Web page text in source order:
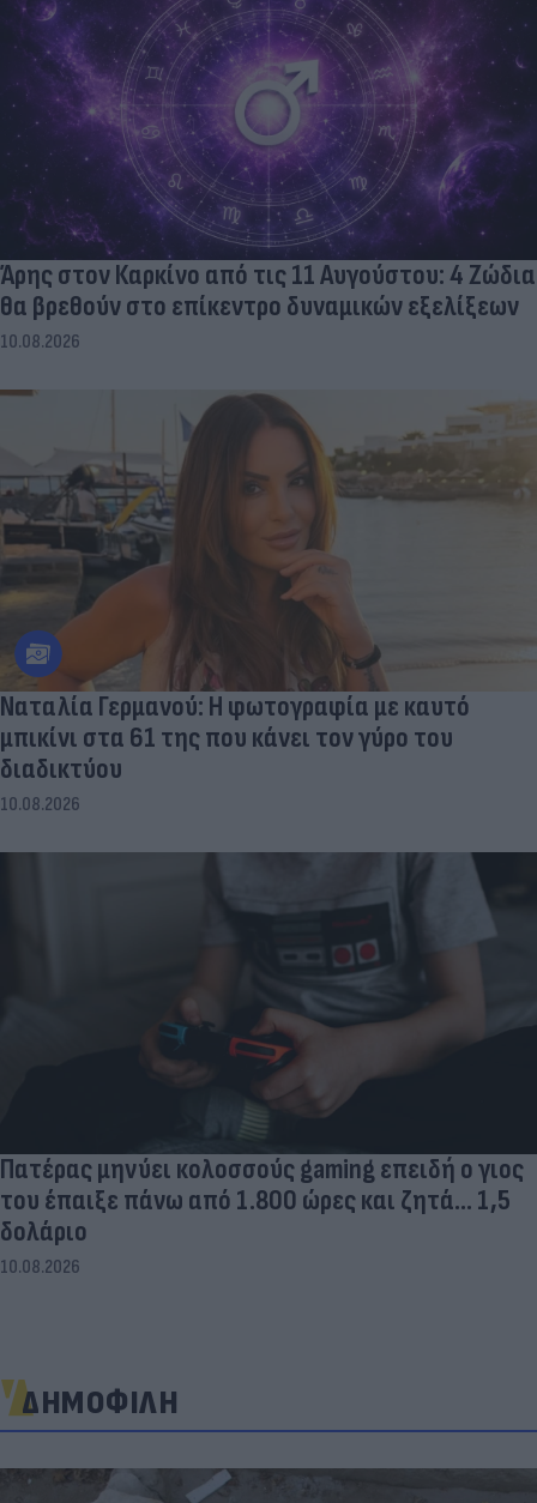
Άρης στον Καρκίνο από τις 11 Αυγούστου: 4 Ζώδια
θα βρεθούν στο επίκεντρο δυναμικών εξελίξεων
10.08.2026
Ναταλία Γερμανού: Η φωτογραφία με καυτό
μπικίνι στα 61 της που κάνει τον γύρο του
διαδικτύου
10.08.2026
Πατέρας μηνύει κολοσσούς gaming επειδή ο γιος
του έπαιξε πάνω από 1.800 ώρες και ζητά... 1,5
δολάριο
10.08.2026
ΔΗΜΟΦΙΛΗ